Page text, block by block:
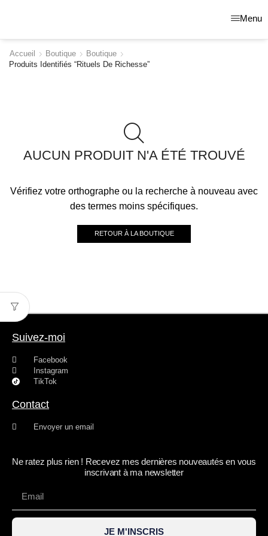
Menu
Accueil Boutique
Boutique
Produits Identifiés “rituels De Richesse”
AUCUN PRODUIT N'A ÉTÉ TROUVÉ
Vérifiez votre orthographe ou la recherche à nouveau avec
des termes moins spécifiques.
RETOUR À LA BOUTIQUE
Suivez-moi
Facebook
Instagram
TikTok
Contact
Envoyer un email
Ne ratez plus rien ! Recevez mes dernières nouveautés en vous
inscrivant à ma newsletter
JE M'INSCRIS